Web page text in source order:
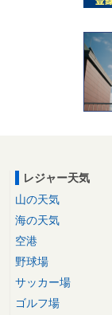
レジャー天気
山の天気
海の天気
空港
野球場
サッカー場
ゴルフ場